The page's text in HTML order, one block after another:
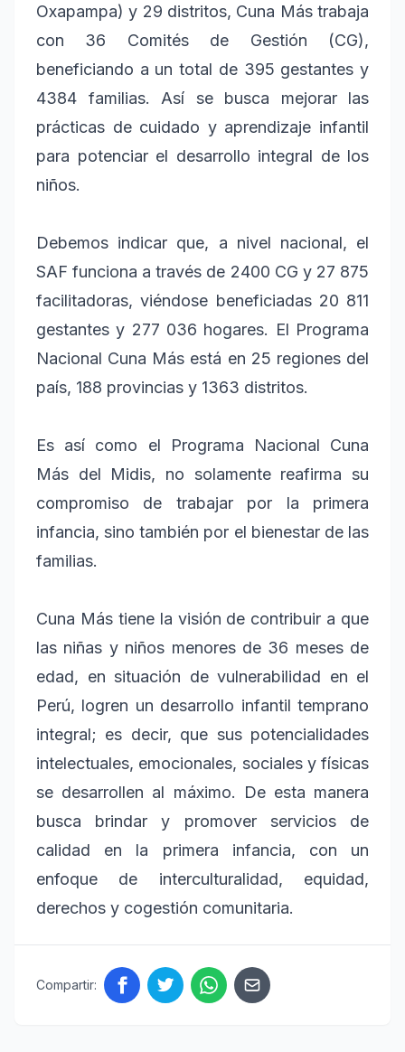
Oxapampa) y 29 distritos, Cuna Más trabaja
con 36 Comités de Gestión (CG),
beneficiando a un total de 395 gestantes y
4384 familias. Así se busca mejorar las
prácticas de cuidado y aprendizaje infantil
para potenciar el desarrollo integral de los
niños.
Debemos indicar que, a nivel nacional, el
SAF funciona a través de 2400 CG y 27 875
facilitadoras, viéndose beneficiadas 20 811
gestantes y 277 036 hogares. El Programa
Nacional Cuna Más está en 25 regiones del
país, 188 provincias y 1363 distritos.
Es así como el Programa Nacional Cuna
Más del Midis, no solamente reafirma su
compromiso de trabajar por la primera
infancia, sino también por el bienestar de las
familias.
Cuna Más tiene la visión de contribuir a que
las niñas y niños menores de 36 meses de
edad, en situación de vulnerabilidad en el
Perú, logren un desarrollo infantil temprano
integral; es decir, que sus potencialidades
intelectuales, emocionales, sociales y físicas
se desarrollen al máximo. De esta manera
busca brindar y promover servicios de
calidad en la primera infancia, con un
enfoque de interculturalidad, equidad,
derechos y cogestión comunitaria.
Compartir: